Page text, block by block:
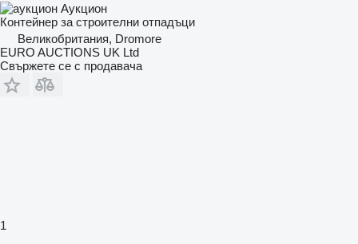
Аукцион
Контейнер за строителни отпадъци
Великобритания, Dromore
EURO AUCTIONS UK Ltd
Свържете се с продавача
1